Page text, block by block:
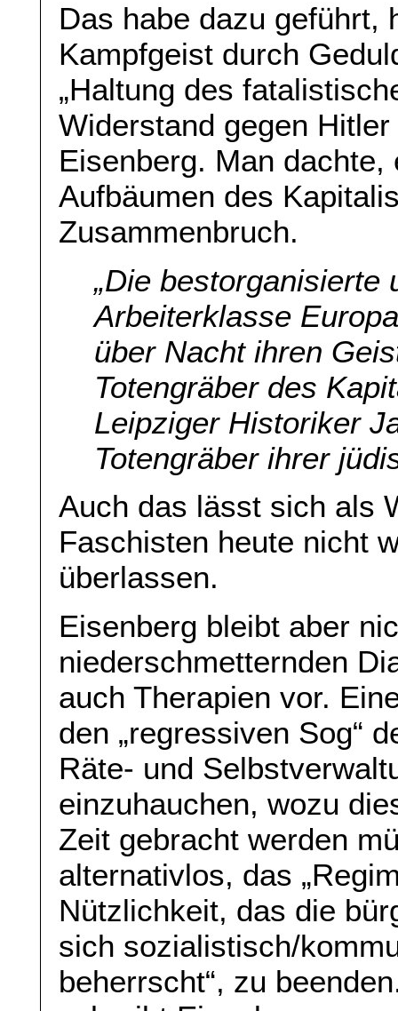
Das habe dazu geführt,
Kampfgeist durch
„Haltung des
Widerstand gegen
Eisenberg. Man
Aufbäumen des
Zusammenbruch.
„Die bestorganisierte
Arbeiterklasse
über Nacht ihren
Totengräber des
Leipziger Historiker
Totengräber ihrer
Auch das lässt sich als
Faschisten heute nicht
überlassen.
Eisenberg bleibt aber
niederschmetternden
auch Therapien vor.
den „regressiven Sog“
Räte- und
einzuhauchen, wozu
Zeit gebracht werden
alternativlos, das
Nützlichkeit, das die
sich sozialistisch/
beherrscht“, zu